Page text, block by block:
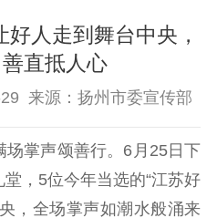
好人走到舞台中央，
直抵人心
来源：扬州市委宣传部
掌声颂善行。6月25日下
，5位今年当选的“江苏好
，全场掌声如潮水般涌来